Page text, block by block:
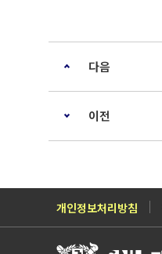
다음
이전
개인정보처리방침